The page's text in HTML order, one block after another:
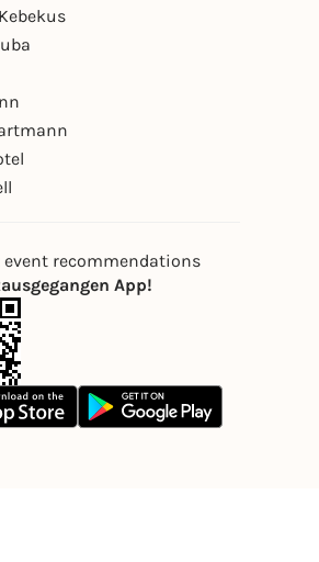
event recommendations
App!